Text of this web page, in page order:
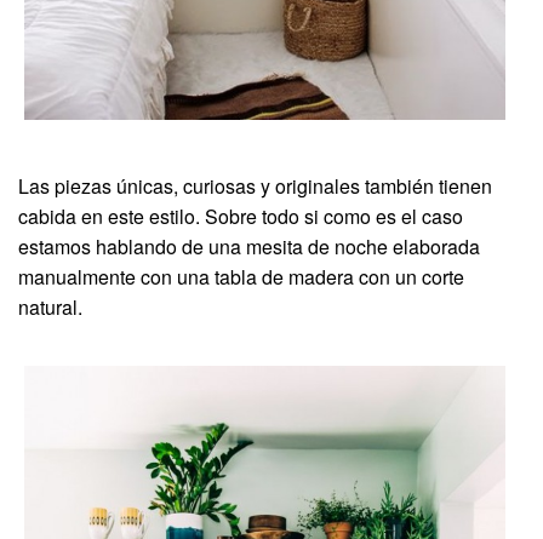
Las piezas únicas, curiosas y originales también tienen
cabida en este estilo. Sobre todo si como es el caso
estamos hablando de una mesita de noche elaborada
manualmente con una tabla de madera con un corte
natural.